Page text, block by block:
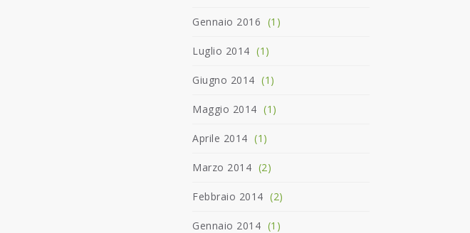
Gennaio 2016 (1)
Luglio 2014 (1)
Giugno 2014 (1)
Maggio 2014 (1)
Aprile 2014 (1)
Marzo 2014 (2)
Febbraio 2014 (2)
Gennaio 2014 (1)